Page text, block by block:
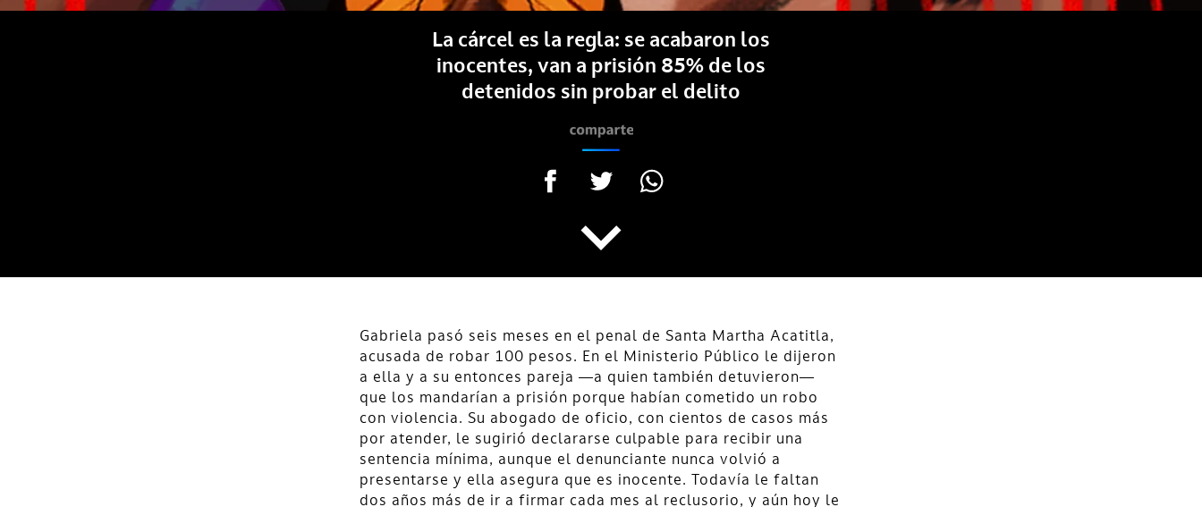
La cárcel es la regla: se acabaron los
inocentes, van a prisión 85% de los
detenidos sin probar el delito
Gabriela pasó seis meses en el penal de Santa Martha Acatitla,
acusada de robar 100 pesos. En el Ministerio Público le dijeron
a ella y a su entonces pareja —a quien también detuvieron—
que los mandarían a prisión porque habían cometido un robo
con violencia. Su abogado de oficio, con cientos de casos más
por atender, le sugirió declararse culpable para recibir una
sentencia mínima, aunque el denunciante nunca volvió a
presentarse y ella asegura que es inocente. Todavía le faltan
dos años más de ir a firmar cada mes al reclusorio, y aún hoy le